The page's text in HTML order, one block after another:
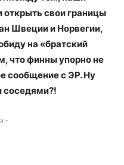
свои границы
Швеции и Норвегии,
на «братский
что финны упорно не
сообщение с ЭР. Ну
соседями?!
-